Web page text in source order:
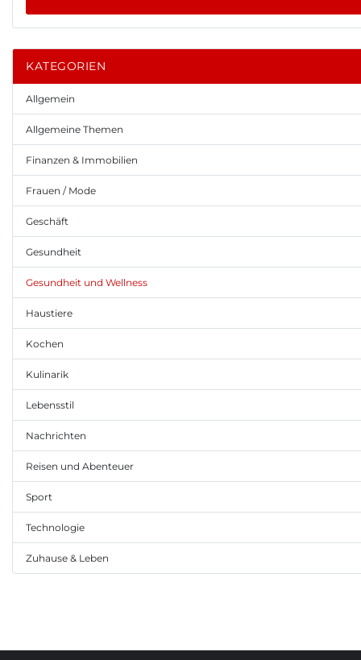
KATEGORIEN
Allgemein
Allgemeine Themen
Finanzen & Immobilien
Frauen / Mode
Geschäft
Gesundheit
Gesundheit und Wellness
Haustiere
Kochen
Kulinarik
Lebensstil
Nachrichten
Reisen und Abenteuer
Sport
Technologie
Zuhause & Leben